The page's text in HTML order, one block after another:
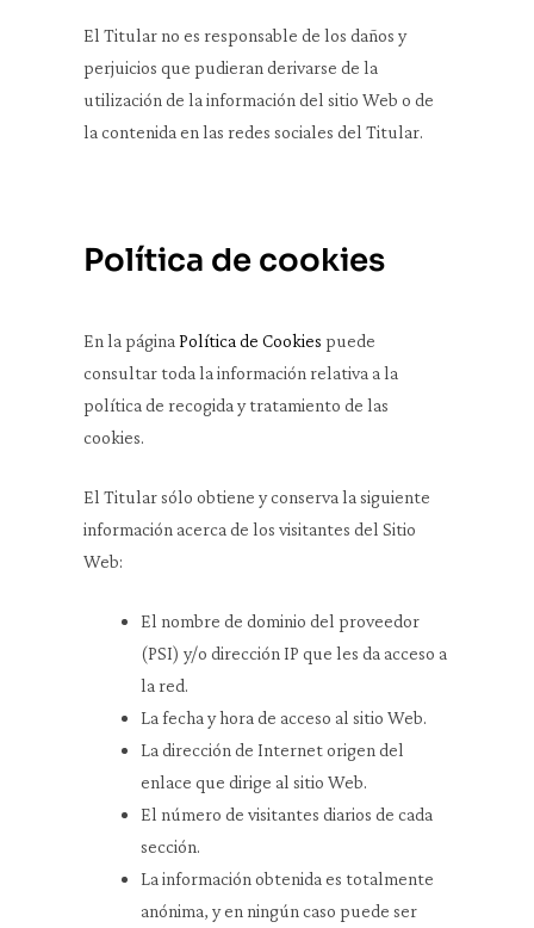
El Titular no es responsable de los daños y
perjuicios que pudieran derivarse de la
utilización de la información del sitio Web o de
la contenida en las redes sociales del Titular.
Política de cookies
En la páginaPolítica de Cookies puede
consultar toda la información relativa a la
política de recogida y tratamiento de las
cookies.
El Titular sólo obtiene y conserva la siguiente
información acerca de los visitantes del Sitio
Web:
El nombre de dominio del proveedor
(PSI) y/o dirección IP que les da acceso a
la red.
La fecha y hora de acceso al sitio Web.
La dirección de Internet origen del
enlace que dirige al sitio Web.
El número de visitantes diarios de cada
sección.
La información obtenida es totalmente
anónima, y en ningún caso puede ser